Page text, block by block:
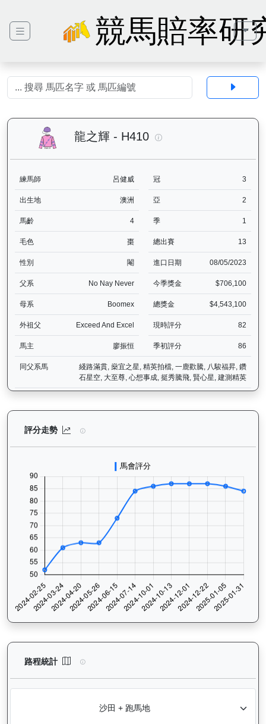
競馬賠率研
龍之輝 - H410
練馬師 呂健威 冠 3
出生地 澳洲 亞 2
馬齡 4 季 1
毛色 棗 總出賽 13
性別 閹 進口日期 08/05/2023
父系 No Nay Never 今季獎金 $706,100
母系 Boomex 總獎金 $4,543,100
外祖父 Exceed And Excel 現時評分 82
馬主 廖振恒 季初評分 86
同父系馬
綫路滿貫, 燊宜之星, 精英拍檔, 一鹿歡騰, 八駿福昇, 鑽
石星空, 大至尊, 心想事成, 挺秀騰飛, 賢心星, 建測精英
評分走勢 龍之輝（H410）— 評分走勢圖表：追蹤香港
路程統計 龍之輝（H410）— 路程統計分析：查看香港賽